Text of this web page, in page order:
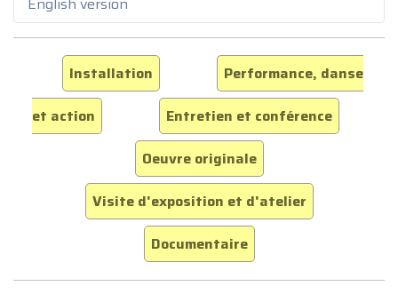
Installation
Performance, danse
et action
Entretien et conférence
Oeuvre originale
Visite d'exposition et d'atelier
Documentaire